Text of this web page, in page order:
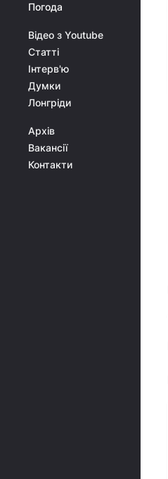
Погода
Відео з Youtube
Статті
Інтерв'ю
Думки
Лонгріди
Архів
Вакансії
Контакти